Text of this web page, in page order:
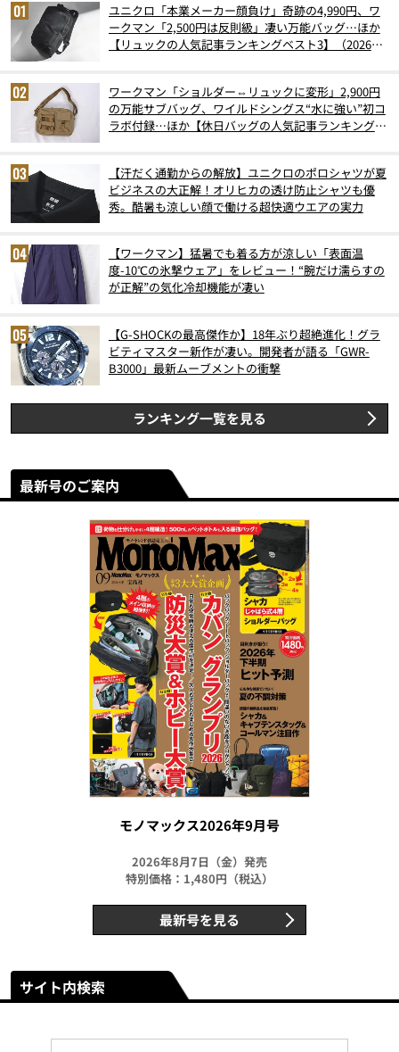
ユニクロ「本業メーカー顔負け」奇跡の4,990円、ワ
ークマン「2,500円は反則級」凄い万能バッグ…ほか
【リュックの人気記事ランキングベスト3】（2026年
ワークマン「ショルダー⇔リュックに変形」2,900円
の万能サブバッグ、ワイルドシングス“水に強い”初コ
ラボ付録…ほか【休日バッグの人気記事ランキングベ
【汗だく通勤からの解放】ユニクロのポロシャツが夏
ビジネスの大正解！オリヒカの透け防止シャツも優
秀。酷暑も涼しい顔で働ける超快適ウエアの実力
【ワークマン】猛暑でも着る方が涼しい「表面温
度-10℃の氷撃ウェア」をレビュー！“腕だけ濡らすの
が正解”の気化冷却機能が凄い
【G-SHOCKの最高傑作か】18年ぶり超絶進化！グラ
ビティマスター新作が凄い。開発者が語る「GWR-
B3000」最新ムーブメントの衝撃
ランキング一覧を見る
最新号のご案内
モノマックス2026年9月号
2026年8月7日（金）発売
特別価格：1,480円（税込）
最新号を見る
サイト内検索